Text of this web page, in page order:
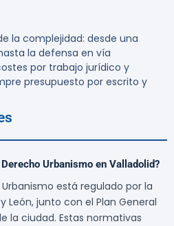
la complejidad: desde una
la defensa en vía
por trabajo jurídico y
presupuesto por escrito y
Urbanismo en Valladolid?
está regulado por la
León, junto con el Plan General
la ciudad. Estas normativas